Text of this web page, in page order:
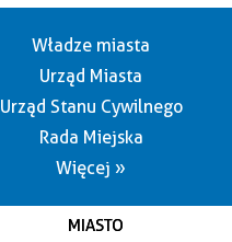
Władze miasta
Urząd Miasta
Urząd Stanu Cywilnego
Rada Miejska
Więcej »
MIASTO